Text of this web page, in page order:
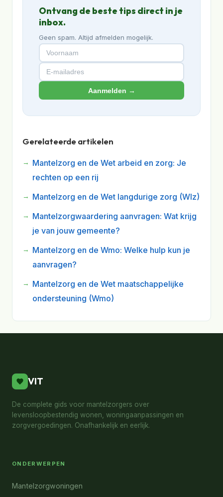
Ontvang de beste tips direct in je
inbox.
Geen spam. Altijd afmelden mogelijk.
Aanmelden →
Gerelateerde artikelen
Mantelzorg en de Wet arbeid en zorg: Je
rechten op een rij
Mantelzorg en de Wet langdurige zorg (Wlz)
Mantelzorgwaardering aanvragen: Wat krijg
je van jouw gemeente?
Mantelzorg en de Wmo: Welke hulp kun je
aanvragen?
Mantelzorg en de Wet maatschappelijke
ondersteuning (Wmo)
VIT
De complete gids voor mantelzorgers over
levensloopbestendig wonen, woningaanpassingen en
zorgvergoedingen. Onafhankelijk en eerlijk.
ONDERWERPEN
Mantelzorgwoningen